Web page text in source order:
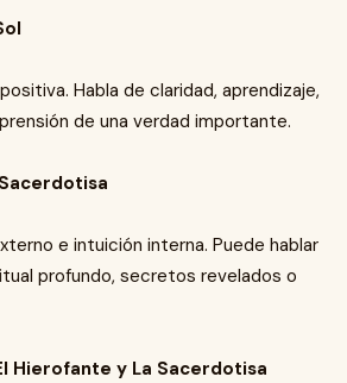
Habla de claridad, aprendizaje,
de una verdad importante.
e intuición interna. Puede hablar
profundo, secretos revelados o
Hierofante y La Sacerdotisa